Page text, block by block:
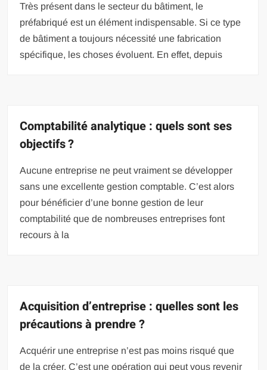
Très présent dans le secteur du bâtiment, le
préfabriqué est un élément indispensable. Si ce type
de bâtiment a toujours nécessité une fabrication
spécifique, les choses évoluent. En effet, depuis
Comptabilité analytique : quels sont ses
objectifs ?
Aucune entreprise ne peut vraiment se développer
sans une excellente gestion comptable. C’est alors
pour bénéficier d’une bonne gestion de leur
comptabilité que de nombreuses entreprises font
recours à la
Acquisition d’entreprise : quelles sont les
précautions à prendre ?
Acquérir une entreprise n’est pas moins risqué que
de la créer. C’est une opération qui peut vous revenir